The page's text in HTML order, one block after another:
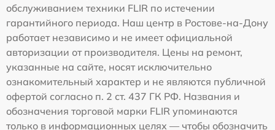
обслуживанием техники FLIR по истечении
гарантийного периода. Наш центр в Ростове-на-Дону
работает независимо и не имеет официальной
авторизации от производителя. Цены на ремонт,
указанные на сайте, носят исключительно
ознакомительный характер и не являются публичной
офертой согласно п. 2 ст. 437 ГК РФ. Названия и
обозначения торговой марки FLIR упоминаются
только в информационных целях — чтобы обозначить